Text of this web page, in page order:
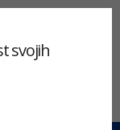
svojih